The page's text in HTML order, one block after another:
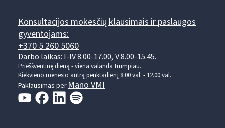
Konsultacijos mokesčių klausimais ir paslaugos
gyventojams:
+370 5 260 5060
Darbo laikas: I-IV 8.00-17.00, V 8.00-15.45.
Prieššventinę dieną - viena valanda trumpiau.
Kiekvieno mėnesio antrą penktadienį 8.00 val. - 12.00 val.
Paklausimas per Mano VMI